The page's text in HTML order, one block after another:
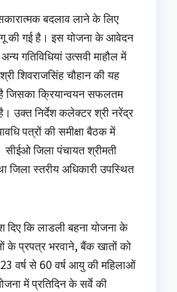
बदलाव लाने के लिए
की गई है। इस योजना के आवेदन
गतिविधियां उत्सवी माहौल में
शिवराजसिंह चौहान की यह
जिसका क्रियान्वयन सफलतम
उक्त निर्देश कलेक्टर श्री नरेंद्र
पत्रों की समीक्षा बैठक में
सीईओ जिला पंचायत श्रीमती
जिला स्तरीय अधिकारी उपस्थित
कि लाडली बहना योजना के
के प्रपत्र भरवाने, बैंक खातों को
वर्ष से 60 वर्ष आयु की महिलाओं
में प्रतिदिन के सर्वे की